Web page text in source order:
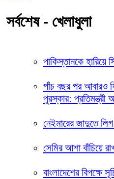
সর্বশেষ - খেলাধুলা
পাকিস্তানকে হারিয়ে
পাঁচ বছর পর আবারও
পুরস্কার: প্রতিমন্ত্রী
নেইমারের জাদুতে
সেমির আশা বাঁচিয়ে
বাংলাদেশের বিপক্ষে